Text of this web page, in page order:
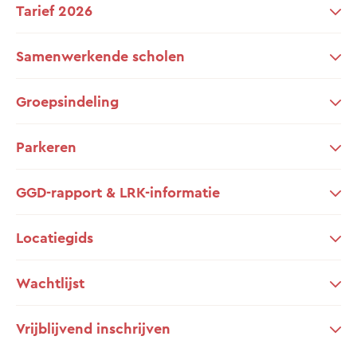
Tarief 2026
Samenwerkende scholen
Groepsindeling
Parkeren
GGD-rapport & LRK-informatie
Locatiegids
Wachtlijst
Vrijblijvend inschrijven